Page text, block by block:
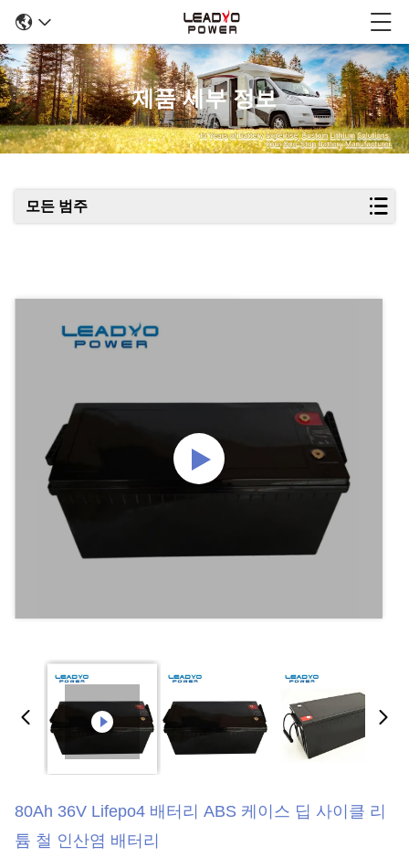
제품 세부 정보
모든 범주
80Ah 36V Lifepo4 배터리 ABS 케이스 딥 사이클 리
튬 철 인산염 배터리